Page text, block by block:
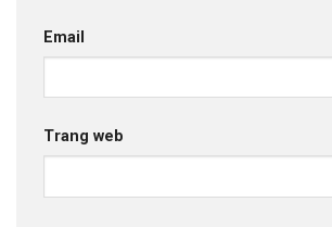
Email
Trang web